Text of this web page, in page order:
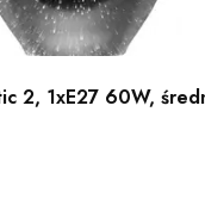
2, 1xE27 60W,